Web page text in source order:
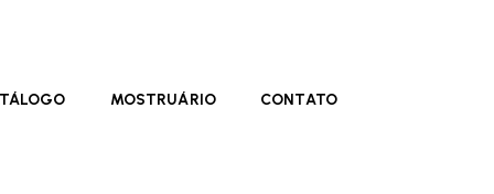
MOSTRUÁRIO CONTATO